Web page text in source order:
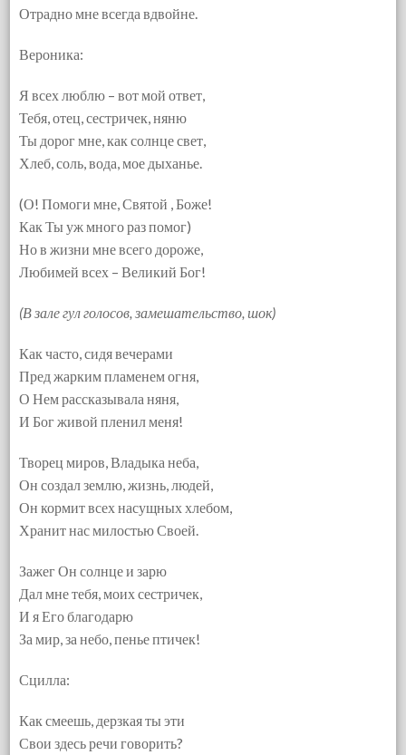
Отрадно мне всегда вдвойне.
Вероника:
Я всех люблю – вот мой ответ,
Тебя, отец, сестричек, няню
Ты дорог мне, как солнце свет,
Хлеб, соль, вода, мое дыханье.
(О! Помоги мне, Святой , Боже!
Как Ты уж много раз помог)
Но в жизни мне всего дороже,
Любимей всех – Великий Бог!
(В зале гул голосов, замешательство, шок)
Как часто, сидя вечерами
Пред жарким пламенем огня,
О Нем рассказывала няня,
И Бог живой пленил меня!
Творец миров, Владыка неба,
Он создал землю, жизнь, людей,
Он кормит всех насущных хлебом,
Хранит нас милостью Своей.
Зажег Он солнце и зарю
Дал мне тебя, моих сестричек,
И я Его благодарю
За мир, за небо, пенье птичек!
Сцилла:
Как смеешь, дерзкая ты эти
Свои здесь речи говорить?